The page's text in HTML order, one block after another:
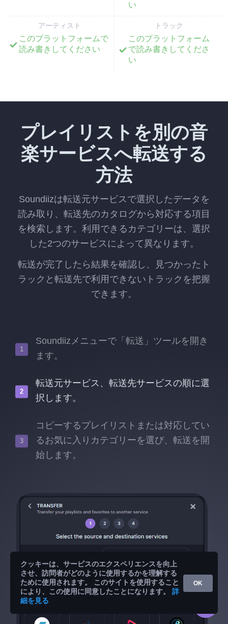
い
アーティスト
;
このプラットフォームで
読み書きしてください
トラック
;
このプラットフォーム
で読み書きしてくださ
い
プレイリストを別の音
楽サービスへ転送する
方法
Soundiizは転送元サービスで選択したデータを
読み取り、転送先のカタログから対応する項目
を検索します。利用できるカテゴリーは、選択
した2つのサービスによって異なります。
転送が完了したら結果を確認し、見つかったト
ラックと転送先で利用できないトラックを把握
できます。
Soundiizメニューで「転送」ツールを開き
ます。
転送元サービス、転送先サービスの順に選
択します。
コピーするプレイリストまたは対応してい
るお気に入りカテゴリーを選び、転送を開
始します。
クッキーは、サービスのエクスペリエンスを向上
させ、訪問者がどのように使用するかを理解する
ために使用されます。 このサイトを使用すること
により、この使用に同意したことになります。 詳
細を見る
OK